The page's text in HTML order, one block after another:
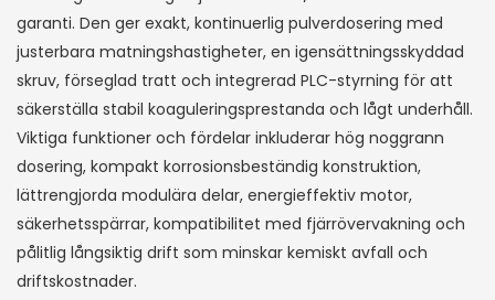
garanti. Den ger exakt, kontinuerlig pulverdosering med
justerbara matningshastigheter, en igensättningsskyddad
skruv, förseglad tratt och integrerad PLC-styrning för att
säkerställa stabil koaguleringsprestanda och lågt underhåll.
Viktiga funktioner och fördelar inkluderar hög noggrann
dosering, kompakt korrosionsbeständig konstruktion,
lättrengjorda modulära delar, energieffektiv motor,
säkerhetsspärrar, kompatibilitet med fjärrövervakning och
pålitlig långsiktig drift som minskar kemiskt avfall och
driftskostnader.